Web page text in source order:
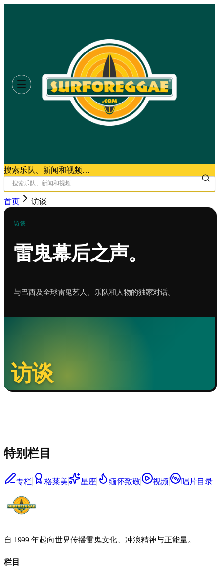
搜索乐队、新闻和视频…
首页 访谈
访谈
雷鬼幕后之声。
与巴西及全球雷鬼艺人、乐队和人物的独家对话。
访谈
特别栏目
专栏 格莱美 星座 缅怀致敬 视频 唱片目录
自 1999 年起向世界传播雷鬼文化、冲浪精神与正能量。
栏目